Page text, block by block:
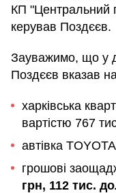
КП "Центральний
керував Поздєєв.
Зауважимо, що у
Поздєєв вказав
харківська
вартістю 767
автівка
грошові
грн, 112 тис.